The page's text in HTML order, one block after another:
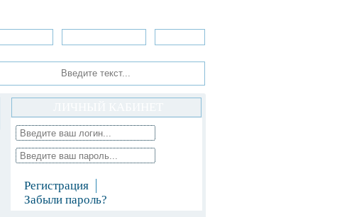
Регистрация
Забыли пароль?